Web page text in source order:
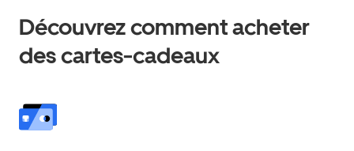
Découvrez comment acheter
des cartes-cadeaux